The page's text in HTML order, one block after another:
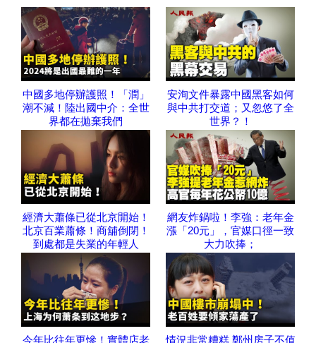
中國多地停辦護照！「潤」
潮不減！陸出國中介：全世
界都在拋棄我們
安洵文件暴露中國黑客如何
與中共打交道；又忽悠了全
世界？！
經濟大蕭條已從北京開始！
北京百業蕭條！商舖倒閉！
到處都是失業的年輕人
網友炸鍋啦！李強：老年金
漲「20元」，官媒口徑一致
大力吹捧；
今年比往年更慘！實體店老
情況非常糟糕 鄭州房子不值